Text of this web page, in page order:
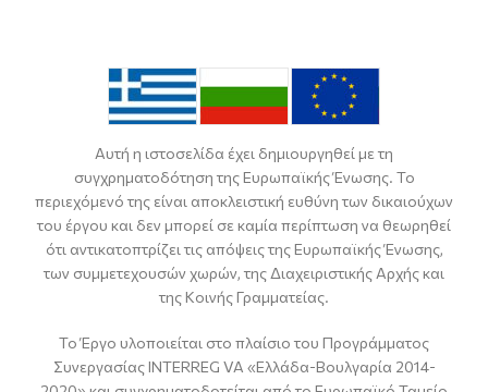
Αυτή η ιστοσελίδα έχει δημιουργηθεί με τη
συγχρηματοδότηση της Ευρωπαϊκής Ένωσης. Το
περιεχόμενό της είναι αποκλειστική ευθύνη των δικαιούχων
του έργου και δεν μπορεί σε καμία περίπτωση να θεωρηθεί
ότι αντικατοπτρίζει τις απόψεις της Ευρωπαϊκής Ένωσης,
των συμμετεχουσών χωρών, της Διαχειριστικής Αρχής και
της Κοινής Γραμματείας.
Το Έργο υλοποιείται στο πλαίσιο του Προγράμματος
Συνεργασίας INTERREG VA «Ελλάδα-Βουλγαρία 2014-